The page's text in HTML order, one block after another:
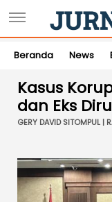
Beranda News
Kasus
dan Eks
GERY DAVID SITOMPUL |